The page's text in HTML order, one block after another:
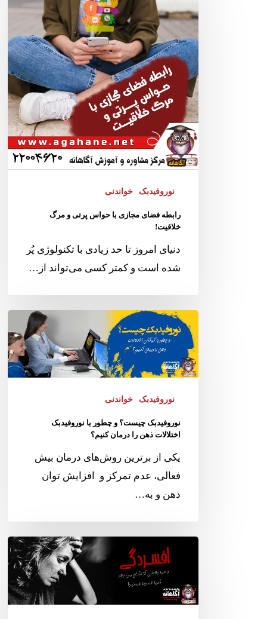
نوروفیدبک خواندنی
رابطه فضای مجازی با حواس پرتی و مرگ
خلاقیت!
دنیای امروز تا حد زیادی با تکنولوژی پُر
شده است و کمتر کسی می‌تواند از…
نوروفیدبک خواندنی
نوروفیدبک چیست؟ و چطور با نوروفیدبک
اختلالات ذهن را درمان کنیم؟
یکی از برترین روش‌های درمان بیش
فعالی، عدم تمرکز و افزایش توان
ذهن و به…